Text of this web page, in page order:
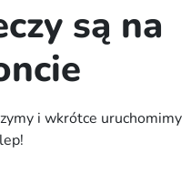
są na
i wkrótce uruchomimy